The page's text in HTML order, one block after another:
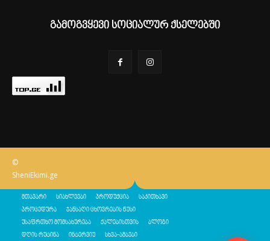
გამოგვყევი სოციალურ ქსელებში
©
SheniEkimi.ge
მთავარი სიახლეები პროდუქცია საკითხავი
პროცედურა ჯანსაღი ცხოვრების წესი
უსაფრთხო მომსახურება ქალებისთვის ბლოგი
დღის რუტინა ინტერვიუ სხვა-ამბები